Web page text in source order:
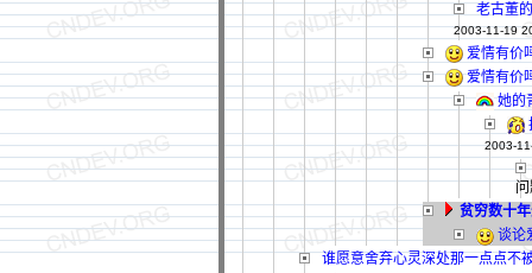
老古董
2003-11-19
爱情有价
爱情有价
她的
2003-
贫穷数十
谈论
谁愿意舍弃心灵深处那一点点不